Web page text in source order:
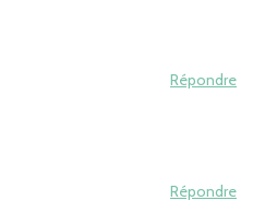
Répondre
Répondre